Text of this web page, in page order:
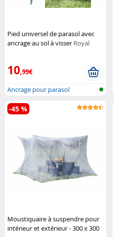
Pied universel de parasol avec
ancrage au sol à visser Royal
10,99€
Ancrage pour parasol
Moustiquaire à suspendre pour
intérieur et extérieur - 300 x 300
-45 %